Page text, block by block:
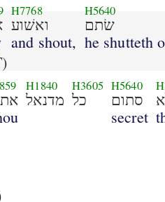
H7768
ואשׁוע
and shout,
H5640
שׂתם
he shutteth
H1840
מדנאל
H3605
כל
H5640
סתום
secret